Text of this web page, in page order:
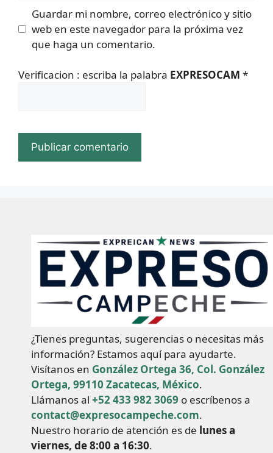
Guardar mi nombre, correo electrónico y sitio
web en este navegador para la próxima vez
que haga un comentario.
Verificacion : escriba la palabra EXPRESOCAM *
¿Tienes preguntas, sugerencias o necesitas más
información? Estamos aquí para ayudarte.
Visítanos en González Ortega 36, Col. González
Ortega, 99110 Zacatecas, México.
Llámanos al +52 433 982 3069 o escríbenos a
contact@expresocampeche.com.
Nuestro horario de atención es de lunes a
viernes, de 8:00 a 16:30.